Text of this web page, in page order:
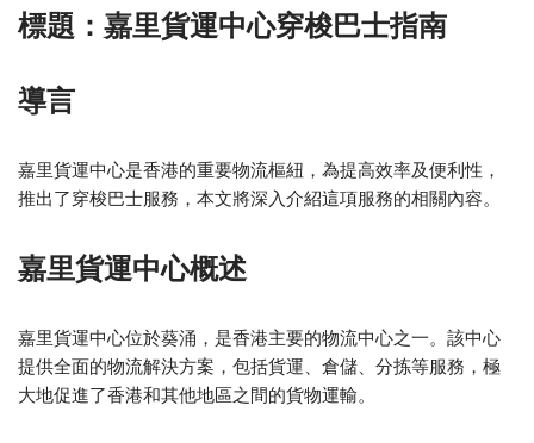
標題：嘉里貨運中心穿梭巴士指南
導言
嘉里貨運中心是香港的重要物流樞紐，為提高效率及便利性，
推出了穿梭巴士服務，本文將深入介紹這項服務的相關內容。
嘉里貨運中心概述
嘉里貨運中心位於葵涌，是香港主要的物流中心之一。該中心
提供全面的物流解決方案，包括貨運、倉儲、分拣等服務，極
大地促進了香港和其他地區之間的貨物運輸。